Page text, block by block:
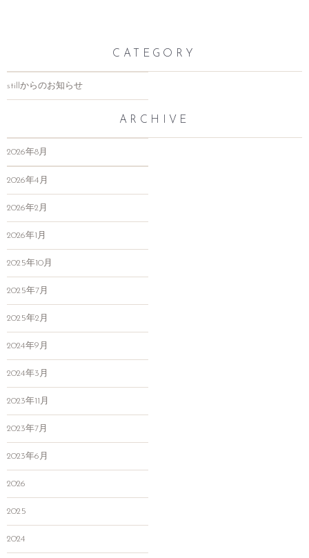
CATEGORY
stillからのお知らせ
ARCHIVE
2026年8月
2026年4月
2026年2月
2026年1月
2025年10月
2025年7月
2025年2月
2024年9月
2024年3月
2023年11月
2023年7月
2023年6月
2026
2025
2024